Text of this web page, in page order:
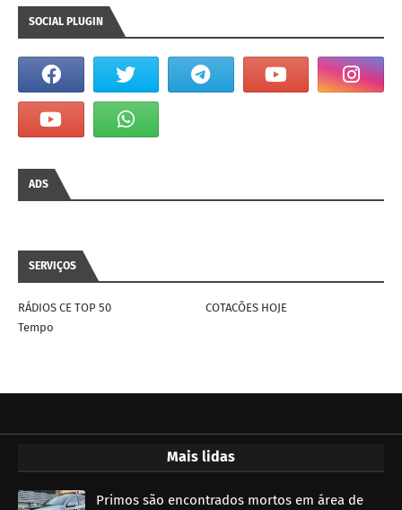
SOCIAL PLUGIN
ADS
SERVIÇOS
RÁDIOS CE TOP 50
COTACÕES HOJE
Tempo
Mais lidas
Primos são encontrados mortos em área de